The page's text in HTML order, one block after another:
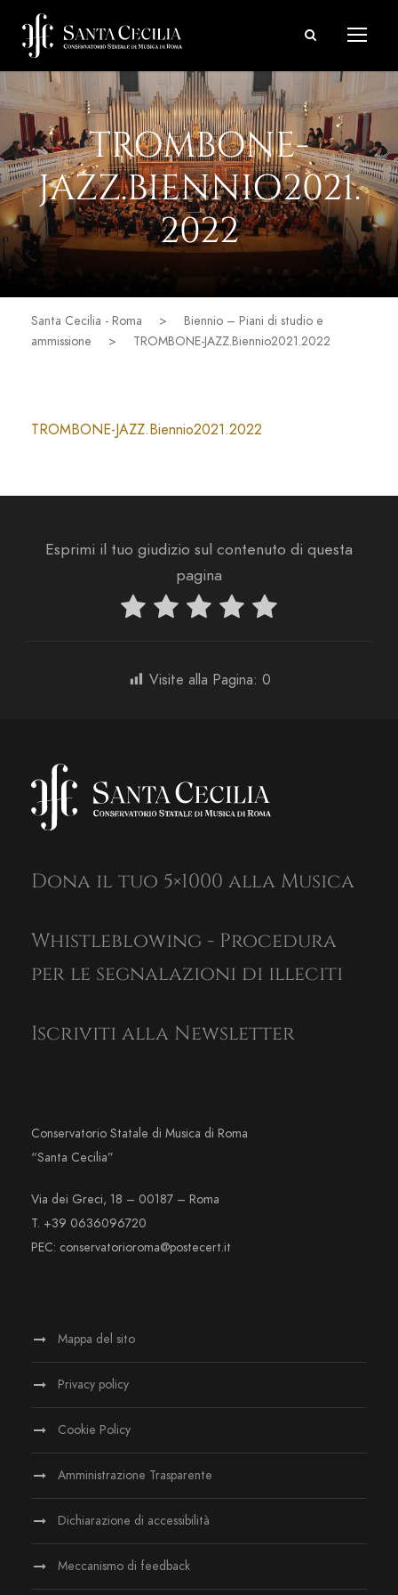
TROMBONE-
JAZZ.BIENNIO2021.
2022
Santa Cecilia - Roma >
Biennio – Piani di studio e
ammissione
> TROMBONE-JAZZ.Biennio2021.2022
TROMBONE-JAZZ.Biennio2021.2022
Esprimi il tuo giudizio sul contenuto di questa
pagina
Visite alla Pagina: 0
Dona il tuo 5×1000 alla Musica
Whistleblowing - Procedura
per le segnalazioni di illeciti
Iscriviti alla Newsletter
Conservatorio Statale di Musica di Roma
“Santa Cecilia”
Via dei Greci, 18 – 00187 – Roma
T. +39 0636096720
PEC: conservatorioroma@postecert.it
Mappa del sito
Privacy policy
Cookie Policy
Amministrazione Trasparente
Dichiarazione di accessibilità
Meccanismo di feedback